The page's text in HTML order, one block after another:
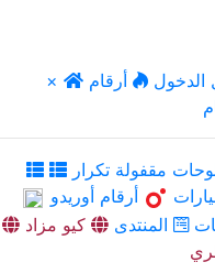
× الدخول
أرقام
مقفولة تكرار
أرقام أوريدو
المنتدى
كيو مزاد